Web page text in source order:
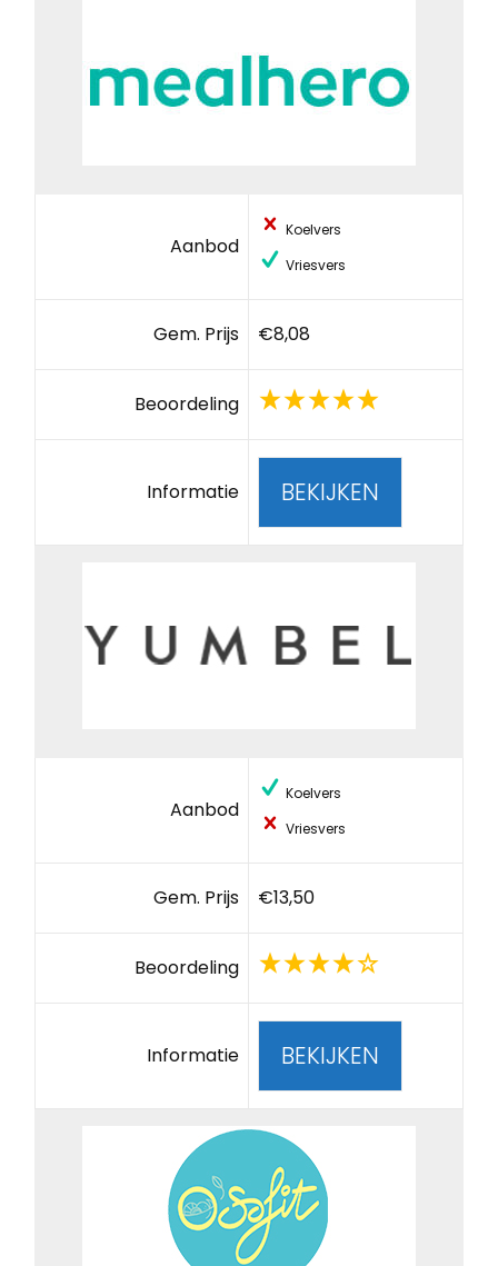
Aanbod
Koelvers
Vriesvers
Gem. Prijs €8,08
Beoordeling
Informatie BEKIJKEN
Aanbod
Koelvers
Vriesvers
Gem. Prijs €13,50
Beoordeling
Informatie BEKIJKEN